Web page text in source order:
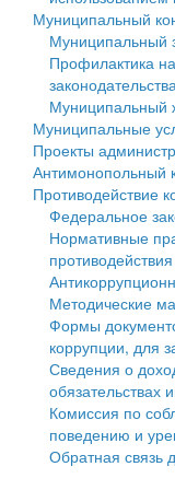
Персональные
Оценка
Деятельность МУ
Нормативы
Правила
Генеральные
Проекты
Собрание
Городское
Сельские
Муниципальный
Муниципальный
Профилактика
законодательства
Муниципальный
Муниципальные
Проекты
Антимонопольный
Противодействие
Федеральное
Нормативные
Методические
Формы
коррупции, для
Сведения о
обязательствах
Комиссия по
поведению и
Обратная связь